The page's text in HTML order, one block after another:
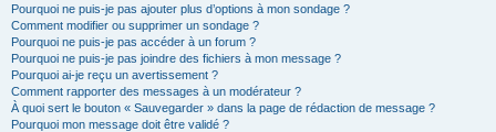
Pourquoi ne puis-je pas ajouter plus d’options à mon sondage ?
Comment modifier ou supprimer un sondage ?
Pourquoi ne puis-je pas accéder à un forum ?
Pourquoi ne puis-je pas joindre des fichiers à mon message ?
Pourquoi ai-je reçu un avertissement ?
Comment rapporter des messages à un modérateur ?
À quoi sert le bouton « Sauvegarder » dans la page de rédaction de message ?
Pourquoi mon message doit être validé ?